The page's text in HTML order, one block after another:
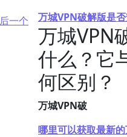
后一个 万城VPN破解版是
万城VPN
什么？它
何区别？
万城VPN破
哪里可以获取最新